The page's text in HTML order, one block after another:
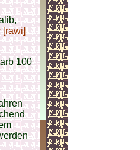
[rawi]
100